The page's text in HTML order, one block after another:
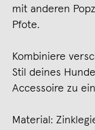
mit anderen
Pfote.
Kombiniere
Stil deines
Accessoire zu
Material: